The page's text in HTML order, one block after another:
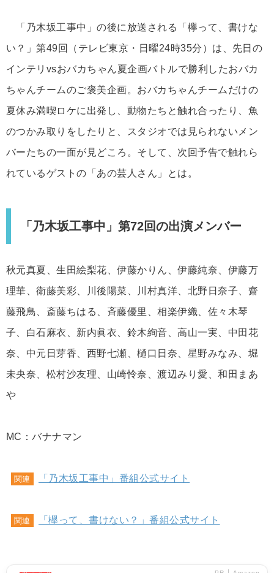
「乃木坂工事中」の後に放送される「欅って、書けな
い？」第49回（テレビ東京・日曜24時35分）は、先日の
インテリvsおバカちゃん夏企画バトルで勝利したおバカ
ちゃんチームのご褒美企画。おバカちゃんチームだけの
夏休み満喫ロケに出発し、動物たちと触れ合ったり、魚
のつかみ取りをしたりと、スタジオでは見られないメン
バーたちの一面が見どころ。そして、次回予告で触れら
れているゲストの「あの芸人さん」とは。
「乃木坂工事中」第72回の出演メンバー
秋元真夏、生田絵梨花、伊藤かりん、伊藤純奈、伊藤万
理華、衛藤美彩、川後陽菜、川村真洋、北野日奈子、齋
藤飛鳥、斎藤ちはる、斉藤優里、相楽伊織、佐々木琴
子、白石麻衣、新内眞衣、鈴木絢音、高山一実、中田花
奈、中元日芽香、西野七瀬、樋口日奈、星野みなみ、堀
未央奈、松村沙友理、山崎怜奈、渡辺みり愛、和田まあ
や
MC：バナナマン
関連 「乃木坂工事中」番組公式サイト
関連 「欅って、書けない？」番組公式サイト